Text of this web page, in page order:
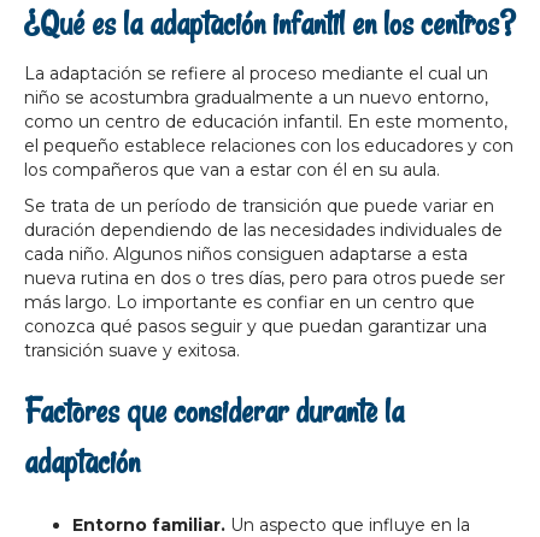
¿Qué es la adaptación infantil en los centros?
La adaptación se refiere al proceso mediante el cual un
niño se acostumbra gradualmente a un nuevo entorno,
como un centro de educación infantil. En este momento,
el pequeño establece relaciones con los educadores y con
los compañeros que van a estar con él en su aula.
Se trata de un período de transición que puede variar en
duración dependiendo de las necesidades individuales de
cada niño. Algunos niños consiguen adaptarse a esta
nueva rutina en dos o tres días, pero para otros puede ser
más largo. Lo importante es confiar en un centro que
conozca qué pasos seguir y que puedan garantizar una
transición suave y exitosa.
Factores que considerar durante la
adaptación
Entorno familiar. Un aspecto que influye en la